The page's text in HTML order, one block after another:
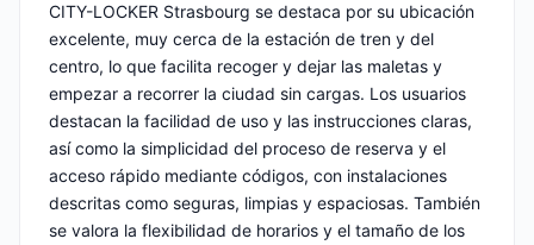
CITY-LOCKER Strasbourg se destaca por su ubicación
excelente, muy cerca de la estación de tren y del
centro, lo que facilita recoger y dejar las maletas y
empezar a recorrer la ciudad sin cargas. Los usuarios
destacan la facilidad de uso y las instrucciones claras,
así como la simplicidad del proceso de reserva y el
acceso rápido mediante códigos, con instalaciones
descritas como seguras, limpias y espaciosas. También
se valora la flexibilidad de horarios y el tamaño de los